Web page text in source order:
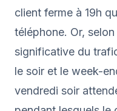
client ferme à 19h
téléphone. Or, selon
significative du
le soir et le week-
vendredi soir